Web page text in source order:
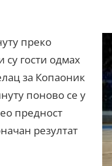
преко
гости одмах
за Копаоник
поново се у
предност
резултат